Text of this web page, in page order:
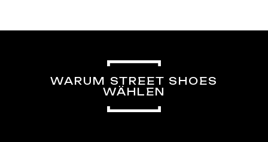
WARUM STREET SHOES
WÄHLEN